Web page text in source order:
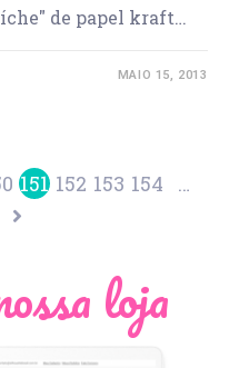
de papel kraft…
MAIO 15, 2013
151 152 153 154
…
loja